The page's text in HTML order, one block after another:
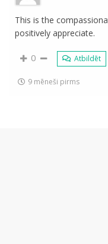
This is the
positively appreciate.
0 Atbildēt
9 mēneši pirms